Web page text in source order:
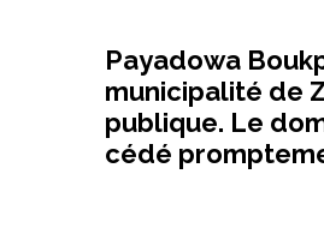
Payadowa
municipalité de
publique. Le
cédé